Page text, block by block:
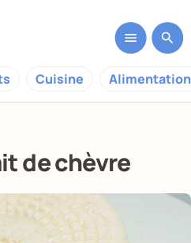
Cuisine
de chèvre